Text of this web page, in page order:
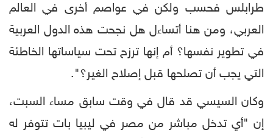
طرابلس فحسب ولكن في عواصم أخرى في العالم
العربي، ومن هنا أتساءل هل نجحت هذه الدول العربية
في تطوير نفسها؟ أم إنها ترزح تحت سياساتها الخاطئة
التي يجب أن تصلحها قبل إصلاح الغير؟".
وكان السيسي قد قال في وقت سابق مساء السبت،
إن "أي تدخل مباشر من مصر في ليبيا بات تتوفر له